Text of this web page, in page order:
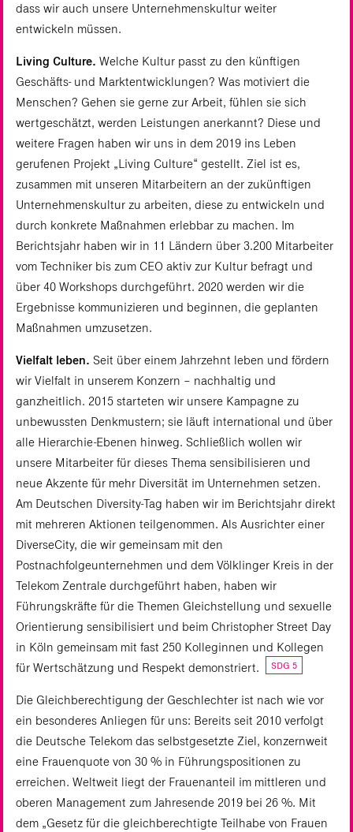
dass wir auch unsere Unternehmenskultur weiter
entwickeln müssen.
Living Culture. Welche Kultur passt zu den künftigen
Geschäfts- und Marktentwicklungen? Was motiviert die
Menschen? Gehen sie gerne zur Arbeit, fühlen sie sich
wertgeschätzt, werden Leistungen anerkannt? Diese und
weitere Fragen haben wir uns in dem 2019 ins Leben
gerufenen Projekt „Living Culture“ gestellt. Ziel ist es,
zusammen mit unseren Mitarbeitern an der zukünftigen
Unternehmenskultur zu arbeiten, diese zu entwickeln und
durch konkrete Maßnahmen erlebbar zu machen. Im
Berichtsjahr haben wir in 11 Ländern über 3.200 Mitarbeiter
vom Techniker bis zum CEO aktiv zur Kultur befragt und
über 40 Workshops durchgeführt. 2020 werden wir die
Ergebnisse kommunizieren und beginnen, die geplanten
Maßnahmen umzusetzen.
Vielfalt leben. Seit über einem Jahrzehnt leben und fördern
wir Vielfalt in unserem Konzern – nachhaltig und
ganzheitlich. 2015 starteten wir unsere Kampagne zu
unbewussten Denkmustern; sie läuft international und über
alle Hierarchie-Ebenen hinweg. Schließlich wollen wir
unsere Mitarbeiter für dieses Thema sensibilisieren und
neue Akzente für mehr Diversität im Unternehmen setzen.
Am Deutschen Diversity-Tag haben wir im Berichtsjahr direkt
mit mehreren Aktionen teilgenommen. Als Ausrichter einer
DiverseCity, die wir gemeinsam mit den
Postnachfolgeunternehmen und dem Völklinger Kreis in der
Telekom Zentrale durchgeführt haben, haben wir
Führungskräfte für die Themen Gleichstellung und sexuelle
Orientierung sensibilisiert und beim Christopher Street Day
in Köln gemeinsam mit fast 250 Kolleginnen und Kollegen
für Wertschätzung und Respekt demonstriert.
SDG 5
Die Gleichberechtigung der Geschlechter ist nach wie vor
ein besonderes Anliegen für uns: Bereits seit 2010 verfolgt
die Deutsche Telekom das selbstgesetzte Ziel, konzernweit
eine Frauenquote von 30 % in Führungspositionen zu
erreichen. Weltweit liegt der Frauenanteil im mittleren und
oberen Management zum Jahresende 2019 bei 26 %. Mit
dem „Gesetz für die gleichberechtigte Teilhabe von Frauen